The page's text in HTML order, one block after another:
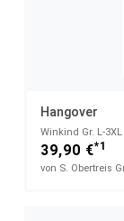
Hangover
Winkind Gr. L-3XL
39,90 €*1
von S. Obertreis